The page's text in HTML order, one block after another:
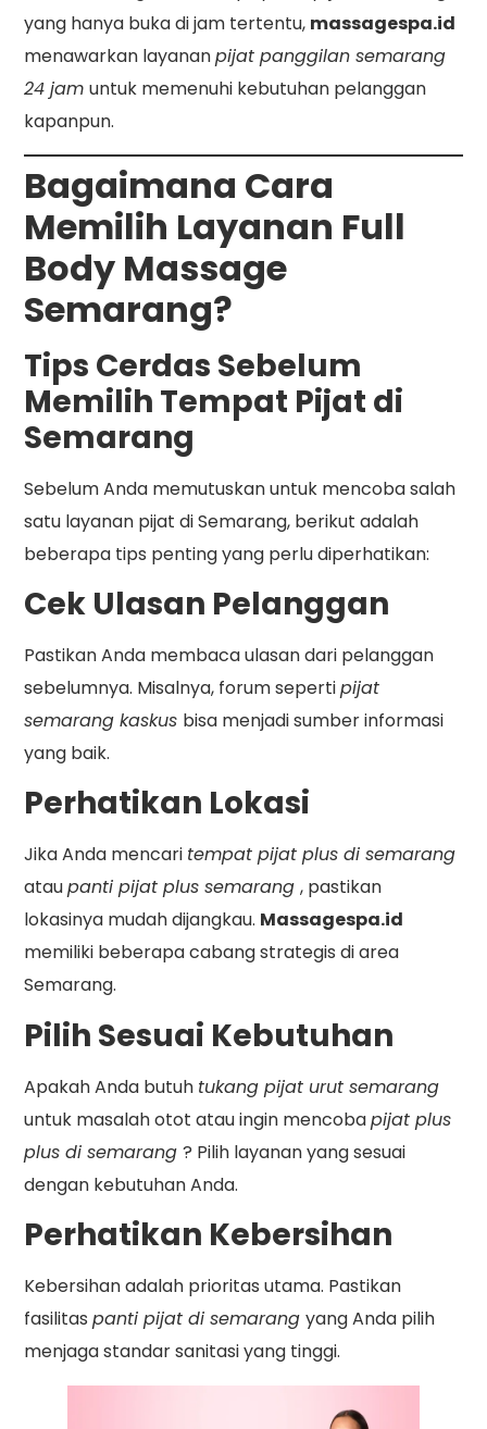
yang hanya buka di jam tertentu, massagespa.id
menawarkan layananpijat panggilan semarang
24 jamuntuk memenuhi kebutuhan pelanggan
kapanpun.
Bagaimana Cara
Memilih Layanan Full
Body Massage
Semarang?
Tips Cerdas Sebelum
Memilih Tempat Pijat di
Semarang
Sebelum Anda memutuskan untuk mencoba salah
satu layanan pijat di Semarang, berikut adalah
beberapa tips penting yang perlu diperhatikan:
Cek Ulasan Pelanggan
Pastikan Anda membaca ulasan dari pelanggan
sebelumnya. Misalnya, forum sepertipijat
semarang kaskus bisa menjadi sumber informasi
yang baik.
Perhatikan Lokasi
Jika Anda mencari tempat pijat plus di semarang
ataupanti pijat plus semarang, pastikan
lokasinya mudah dijangkau. Massagespa.id
memiliki beberapa cabang strategis di area
Semarang.
Pilih Sesuai Kebutuhan
Apakah Anda butuh tukang pijat urut semarang
untuk masalah otot atau ingin mencobapijat plus
plus di semarang? Pilih layanan yang sesuai
dengan kebutuhan Anda.
Perhatikan Kebersihan
Kebersihan adalah prioritas utama. Pastikan
fasilitaspanti pijat di semarangyang Anda pilih
menjaga standar sanitasi yang tinggi.